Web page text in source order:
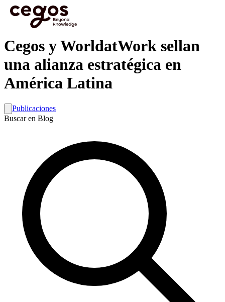
Skip to main content
Estás aquí:Inicio > Cegos y WorldatWork sellan una alianza estratégica en América
Latina
Cegos y WorldatWork sellan
una alianza estratégica en
América Latina
Publicaciones
Buscar en Blog